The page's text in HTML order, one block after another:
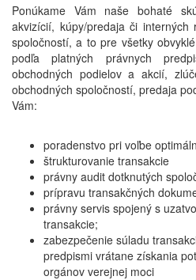
Ponúkame Vám naše bohaté
akvizícií, kúpy/predaja či interných
spoločností, a to pre všetky
podľa platných právnych
obchodných podielov a akcií,
obchodných spoločností, predaja
Vám:
poradenstvo pri voľbe
štrukturovanie transakcie
právny audit dotknutých
prípravu transakčných
právny servis spojený s
transakcie;
zabezpečenie súladu
predpismi vrátane získania
orgánov verejnej moci